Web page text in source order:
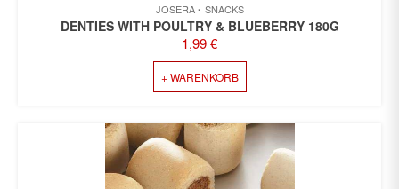
JOSERA SNACKS
DENTIES WITH POULTRY & BLUEBERRY 180G
1,99€
+ WARENKORB